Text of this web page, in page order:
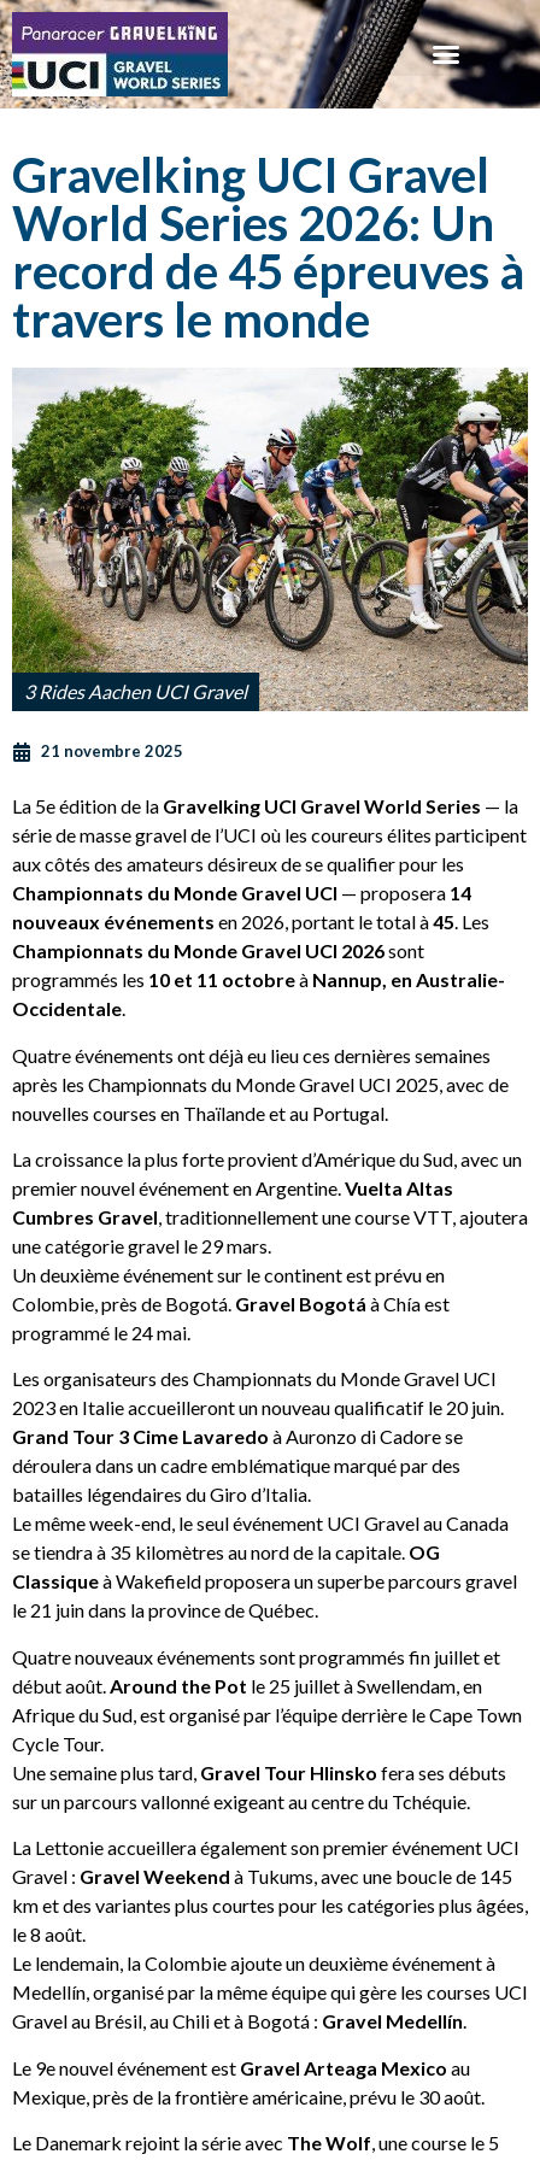
Gravelking UCI Gravel
World Series 2026: Un
record de 45 épreuves à
travers le monde
3 Rides Aachen UCI Gravel
21 novembre 2025
La 5e édition de la Gravelking UCI Gravel World Series — la
série de masse gravel de l’UCI où les coureurs élites participent
aux côtés des amateurs désireux de se qualifier pour les
Championnats du Monde Gravel UCI — proposera 14
nouveaux événements en 2026, portant le total à45. Les
Championnats du Monde Gravel UCI 2026sont
programmés les 10 et 11 octobreà Nannup, en Australie-
Occidentale.
Quatre événements ont déjà eu lieu ces dernières semaines
après les Championnats du Monde Gravel UCI 2025, avec de
nouvelles courses en Thaïlande et au Portugal.
La croissance la plus forte provient d’Amérique du Sud, avec un
premier nouvel événement en Argentine.Vuelta Altas
Cumbres Gravel, traditionnellement une course VTT, ajoutera
une catégorie gravel le 29 mars.
Un deuxième événement sur le continent est prévu en
Colombie, près de Bogotá. Gravel Bogotá à Chía est
programmé le 24 mai.
Les organisateurs des Championnats du Monde Gravel UCI
2023 en Italie accueilleront un nouveau qualificatif le 20 juin.
Grand Tour 3 Cime Lavaredo à Auronzo di Cadore se
déroulera dans un cadre emblématique marqué par des
batailles légendaires du Giro d’Italia.
Le même week-end, le seul événement UCI Gravel au Canada
se tiendra à 35 kilomètres au nord de la capitale. OG
Classiqueà Wakefield proposera un superbe parcours gravel
le 21 juin dans la province de Québec.
Quatre nouveaux événements sont programmés fin juillet et
début août.Around the Pot le 25 juillet à Swellendam, en
Afrique du Sud, est organisé par l’équipe derrière le Cape Town
Cycle Tour.
Une semaine plus tard, Gravel Tour Hlinsko fera ses débuts
sur un parcours vallonné exigeant au centre du Tchéquie.
La Lettonie accueillera également son premier événement UCI
Gravel : Gravel Weekend à Tukums, avec une boucle de 145
km et des variantes plus courtes pour les catégories plus âgées,
le 8 août.
Le lendemain, la Colombie ajoute un deuxième événement à
Medellín, organisé par la même équipe qui gère les courses UCI
Gravel au Brésil, au Chili et à Bogotá : Gravel Medellín.
Le 9e nouvel événement est Gravel Arteaga Mexico au
Mexique, près de la frontière américaine, prévu le 30 août.
Le Danemark rejoint la série avec The Wolf, une course le 5